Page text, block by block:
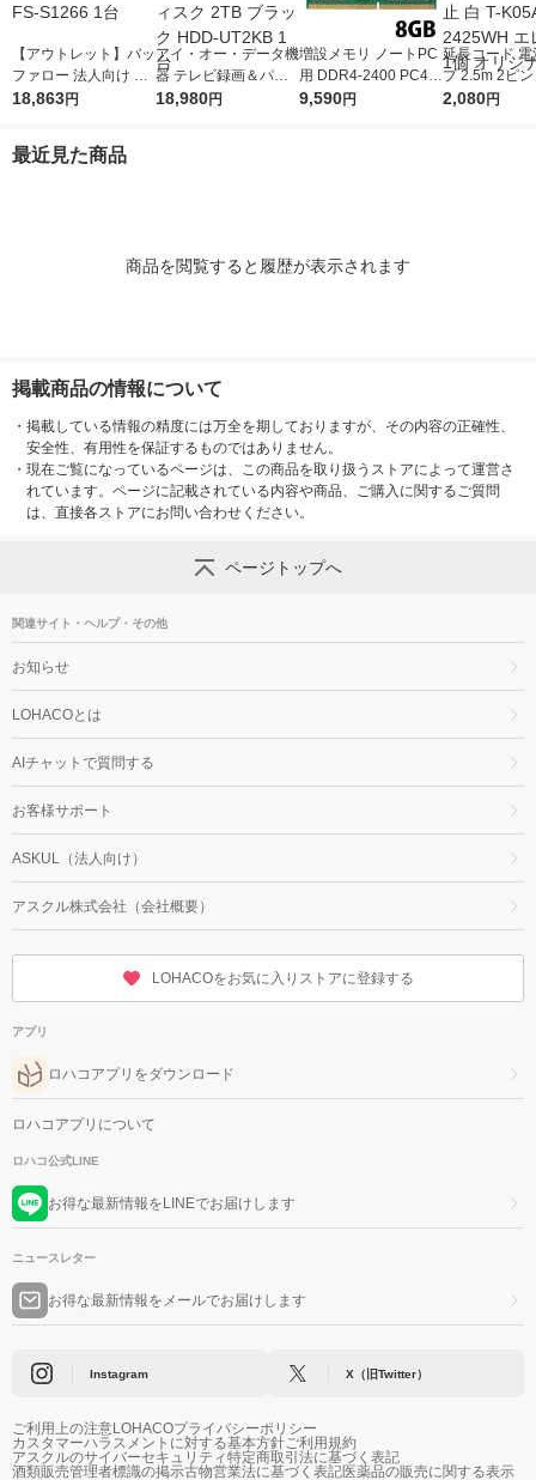
【アウトレット】バッ
ファロー 法人向け フ
リースポット導入キッ
18,863円
アイ・オー・データ機
器 テレビ録画＆パソ
コン両対応 外付けハ
18,980円
増設メモリ ノートPC
用 DDR4-2400 PC4-1
9200 8GB S.O.DIMM
9,590円
延長コード 電
プ 2.5m 2ピ
スイッチ付 雷
2,080円
最近見た商品
商品を閲覧すると履歴が表示されます
掲載商品の情報について
・ 掲載している情報の精度には万全を期しておりますが、その内容の正確性、
安全性、有用性を保証するものではありません。
・ 現在ご覧になっているページは、この商品を取り扱うストアによって運営さ
れています。ページに記載されている内容や商品、ご購入に関するご質問
は、直接各ストアにお問い合わせください。
ページトップへ
関連サイト・ヘルプ・その他
お知らせ
LOHACOとは
AIチャットで質問する
お客様サポート
ASKUL（法人向け）
アスクル株式会社（会社概要）
LOHACOをお気に入りストアに登録する
アプリ
ロハコアプリをダウンロード
ロハコアプリについて
ロハコ公式LINE
お得な最新情報をLINEでお届けします
ニュースレター
お得な最新情報をメールでお届けします
Instagram X（旧Twitter）
ご利用上の注意LOHACOプライバシーポリシー
カスタマーハラスメントに対する基本方針ご利用規約
アスクルのサイバーセキュリティ特定商取引法に基づく表記
酒類販売管理者標識の掲示古物営業法に基づく表記医薬品の販売に関する表示